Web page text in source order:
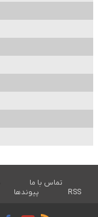
تماس با ما
RSS
پیوندها